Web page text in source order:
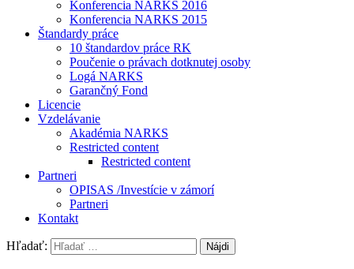
Konferencia NARKS 2016
Konferencia NARKS 2015
Štandardy práce
10 štandardov práce RK
Poučenie o právach dotknutej osoby
Logá NARKS
Garančný Fond
Licencie
Vzdelávanie
Akadémia NARKS
Restricted content
Restricted content
Partneri
OPISAS /Investície v zámorí
Partneri
Kontakt
Hľadať: